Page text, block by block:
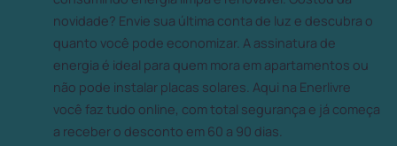
novidade? Envie sua última conta de luz e descubra o
quanto você pode economizar. A assinatura de
energia é ideal para quem mora em apartamentos ou
não pode instalar placas solares. Aqui na Enerlivre
você faz tudo online, com total segurança e já começa
a receber o desconto em 60 a 90 dias.